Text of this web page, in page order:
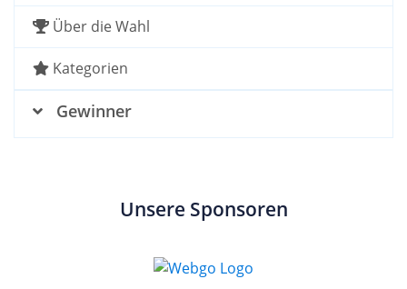
Über die Wahl
Kategorien
Gewinner
Unsere Sponsoren